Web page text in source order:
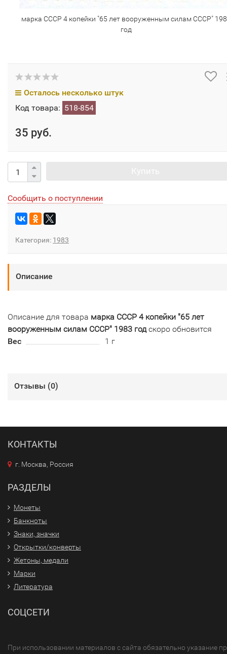
марка СССР 4 копейки "65 лет вооруженным силам СССР"
год
Осталось несколько штук
Код товара: 518-854
35 руб.
Сообщить о поступлении
Категория: 1983
Описание
Описание для товара марка СССР 4 копейки "65 лет
вооруженным силам СССР" 1983 годскоро обновится
Вес
1 г
Отзывы (0)
КОНТАКТЫ
г. Москва, Россия
РАЗДЕЛЫ
Монеты
Банкноты
Знаки, значки
Открытки/конверты
Жетоны, медали
Марки
Литература
СОЦСЕТИ
При использовании материалов с сайта обязательно указание